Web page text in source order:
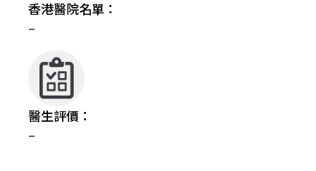
香港醫院名單：
–
醫生評價：
–